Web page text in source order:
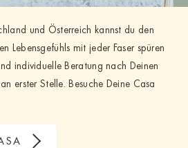
und Österreich kannst du den
Lebensgefühls mit jeder Faser spüren
individuelle Beratung nach Deinen
erster Stelle. Besuche Deine Casa